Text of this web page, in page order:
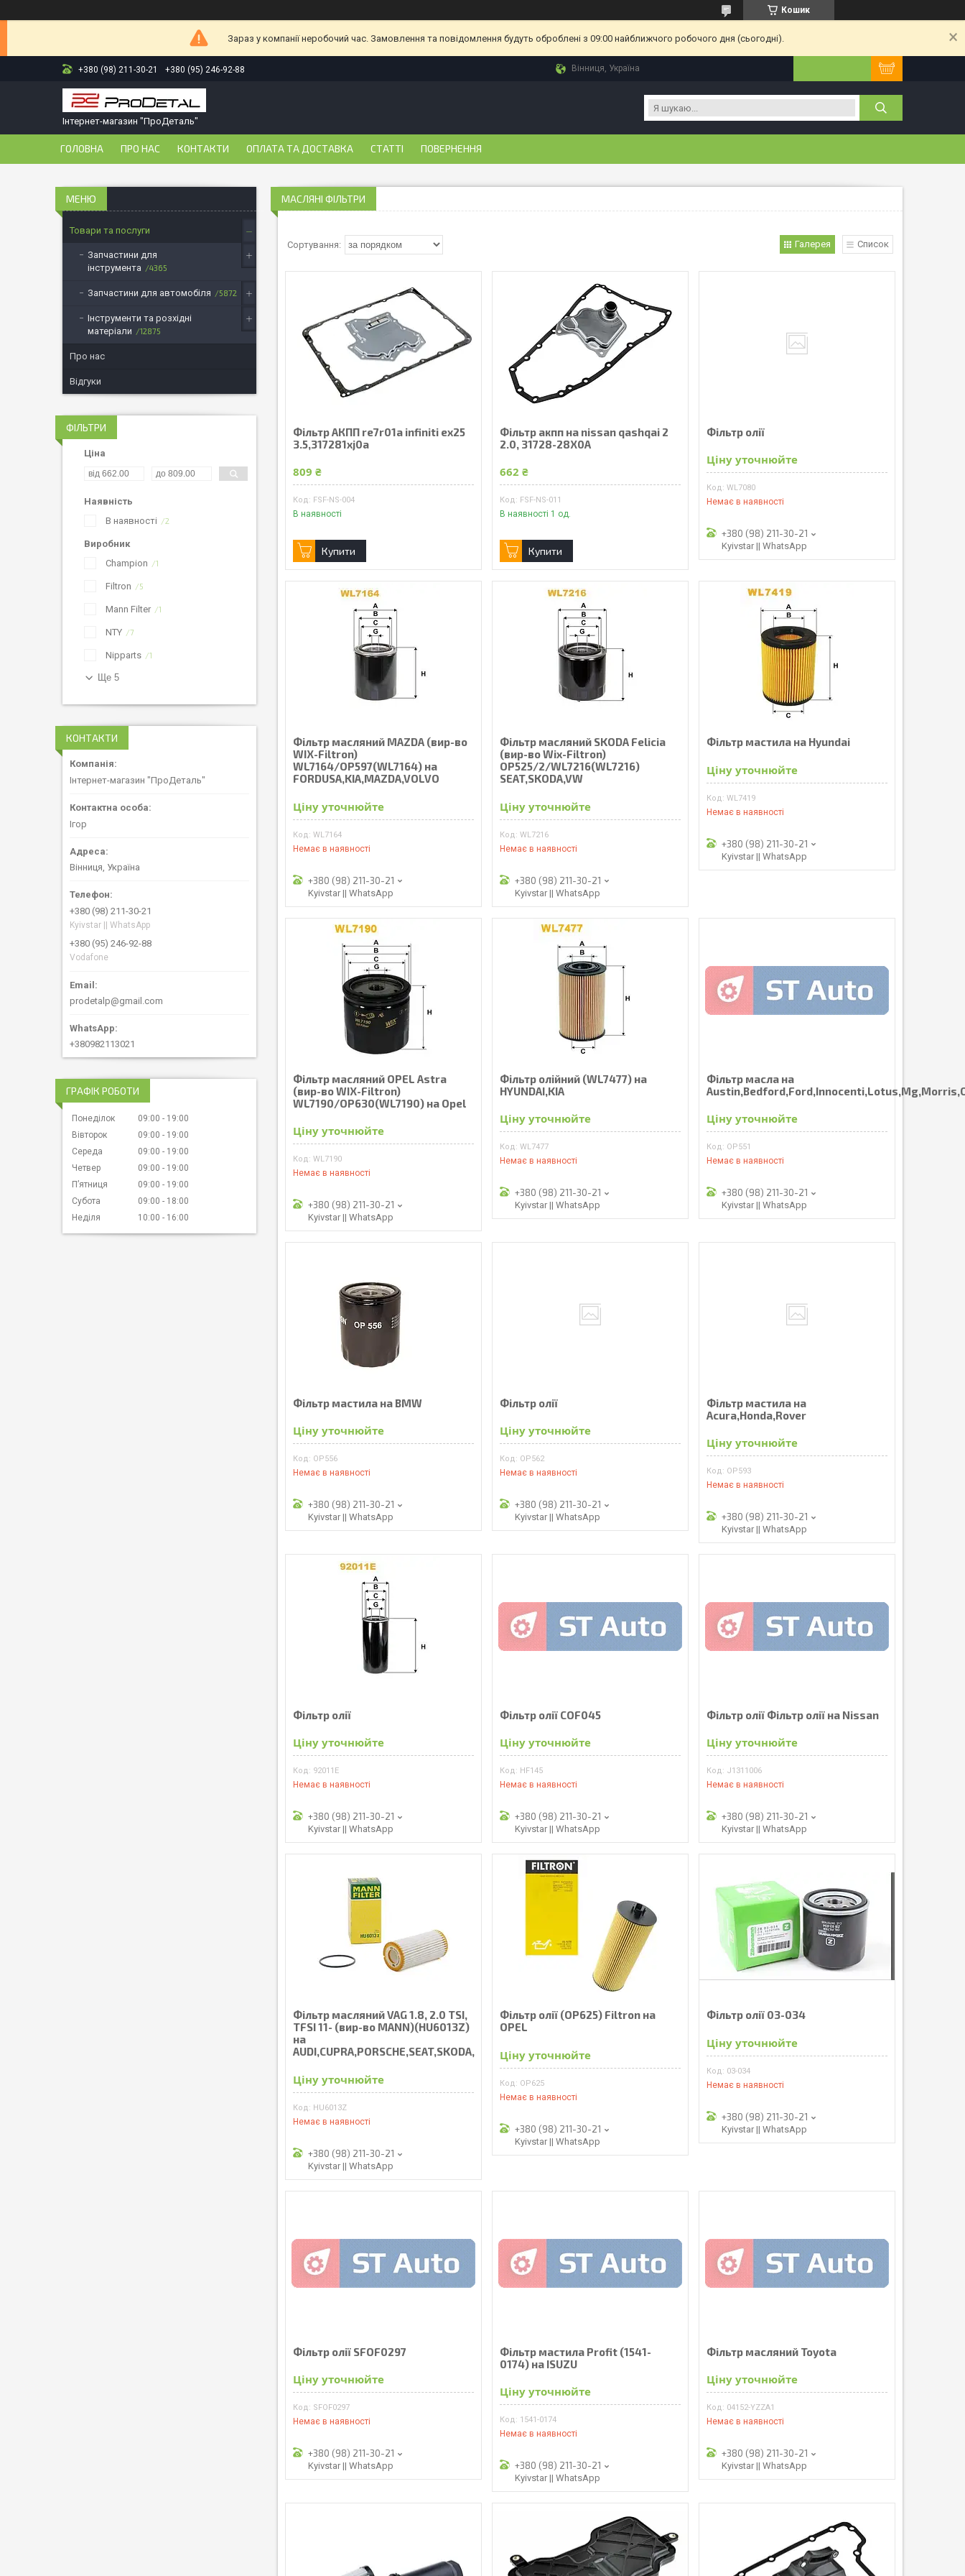
Кошик
Зараз у компанії неробочий час. Замовлення та повідомлення будуть оброблені з 09:00 найближчого робочого дня (сьогодні).
+380 (98) 211-30-21 +380 (95) 246-92-88 Вінниця, Україна
Інтернет-магазин "ПроДеталь"
ГОЛОВНА ПРО НАС КОНТАКТИ ОПЛАТА ТА ДОСТАВКА СТАТТІ ПОВЕРНЕННЯ
МАСЛЯНІ ФІЛЬТРИ
Галерея Список
Фільтр АКПП re7r01a infiniti ex25
3.5,317281xj0a
809 ₴
FSF-NS-004
В наявності
Купити
Фільтр акпп на nissan qashqai 2
2.0, 31728-28X0A
662 ₴
FSF-NS-011
В наявності 1 од.
Купити
Фільтр олії
Ціну уточнюйте
WL7080
Немає в наявності
+380 (98) 211-30-21
Kyivstar || WhatsApp
Фільтр масляний MAZDA (вир-во
WIX-Filtron)
WL7164/OP597(WL7164) на
FORDUSA,KIA,MAZDA,VOLVO
Ціну уточнюйте
WL7164
Немає в наявності
+380 (98) 211-30-21
Kyivstar || WhatsApp
Фільтр масляний SKODA Felicia
(вир-во Wix-Filtron)
OP525/2/WL7216(WL7216)
SEAT,SKODA,VW
Ціну уточнюйте
WL7216
Немає в наявності
+380 (98) 211-30-21
Kyivstar || WhatsApp
Фільтр мастила на Hyundai
Ціну уточнюйте
WL7419
Немає в наявності
+380 (98) 211-30-21
Kyivstar || WhatsApp
Фільтр масляний OPEL Astra
(вир-во WIX-Filtron)
WL7190/OP630(WL7190) на Opel
Ціну уточнюйте
WL7190
Немає в наявності
+380 (98) 211-30-21
Kyivstar || WhatsApp
Фільтр олійний (WL7477) на
HYUNDAI,KIA
Ціну уточнюйте
WL7477
Немає в наявності
+380 (98) 211-30-21
Kyivstar || WhatsApp
Фільтр масла на
Ціну уточнюйте
OP551
Немає в наявності
+380 (98) 211-30-21
Kyivstar || WhatsApp
Фільтр мастила на BMW
Ціну уточнюйте
OP556
Немає в наявності
+380 (98) 211-30-21
Kyivstar || WhatsApp
Фільтр олії
Ціну уточнюйте
OP562
Немає в наявності
+380 (98) 211-30-21
Kyivstar || WhatsApp
Фільтр мастила на
Acura,Honda,Rover
Ціну уточнюйте
OP593
Немає в наявності
+380 (98) 211-30-21
Kyivstar || WhatsApp
Фільтр олії
Ціну уточнюйте
92011E
Немає в наявності
+380 (98) 211-30-21
Kyivstar || WhatsApp
Фільтр олії COF045
Ціну уточнюйте
HF145
Немає в наявності
+380 (98) 211-30-21
Kyivstar || WhatsApp
Фільтр олії Фільтр олії на Nissan
Ціну уточнюйте
J1311006
Немає в наявності
+380 (98) 211-30-21
Kyivstar || WhatsApp
Фільтр масляний VAG 1.8, 2.0 TSI,
TFSI 11- (вир-во MANN)(HU6013Z)
на
AUDI,CUPRA,PORSCHE,SEAT,SKODA,
Ціну уточнюйте
HU6013Z
Немає в наявності
+380 (98) 211-30-21
Kyivstar || WhatsApp
Фільтр олії (OP625) Filtron на
OPEL
Ціну уточнюйте
OP625
Немає в наявності
+380 (98) 211-30-21
Kyivstar || WhatsApp
Фільтр олії 03-034
Ціну уточнюйте
03-034
Немає в наявності
+380 (98) 211-30-21
Kyivstar || WhatsApp
Фільтр олії SFOF0297
Ціну уточнюйте
SFOF0297
Немає в наявності
+380 (98) 211-30-21
Kyivstar || WhatsApp
Фільтр мастила Profit (1541-
0174) на ISUZU
Ціну уточнюйте
1541-0174
Немає в наявності
+380 (98) 211-30-21
Kyivstar || WhatsApp
Фільтр масляний Toyota
Ціну уточнюйте
04152-YZZA1
Немає в наявності
+380 (98) 211-30-21
Kyivstar || WhatsApp
Товари та послуги
Запчастини для
інструмента
4365
Запчастини для автомобіля 5872
Інструменти та розхідні
матеріали
12875
Про нас
Відгуки
ФІЛЬТРИ
Ціна
Наявність
В наявності
2
Виробник
Champion
1
Filtron 5
Mann Filter 1
NTY 7
Nipparts 1
Ще 5
КОНТАКТИ
Інтернет-магазин "ПроДеталь"
Ігор
Вінниця, Україна
+380 (98) 211-30-21
Kyivstar || WhatsApp
+380 (95) 246-92-88
Vodafone
prodetalp@gmail.com
+380982113021
ГРАФІК РОБОТИ
Понеділок 09:00
19:00
Вівторок
09:00
19:00
Середа
09:00
19:00
Четвер
09:00
19:00
Пʼятниця
09:00
19:00
Субота
09:00
18:00
Неділя
10:00 16:00